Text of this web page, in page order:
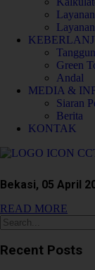
Green
Andal
MEDIA &
Siaran
Berita
KONTAK
Bekasi, 16 April
READ MORE
05/04/
Kunjungan
On/Off
Susun
Bekasi, 05 April
READ MORE
Recent Posts